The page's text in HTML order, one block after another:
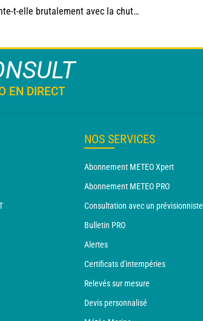
la chute de température pendant l'éclipse du 12 août ?
EN DIRECT
NOS SERVICES
Abonnement METEO Xpert
Abonnement METEO PRO
Consultation avec un prévisionniste
Bulletin PRO
Alertes
Certificats d'intempéries
Relevés sur mesure
Devis personnalisé